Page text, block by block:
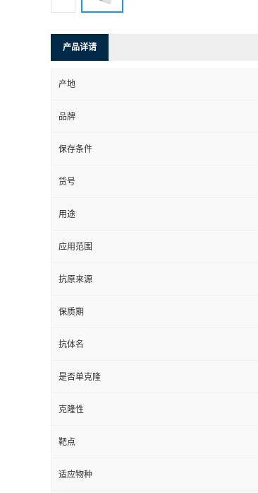
产品详请
产地
品牌
保存条件
货号
用途
应用范围
抗原来源
保质期
抗体名
是否单克隆
克隆性
靶点
适应物种